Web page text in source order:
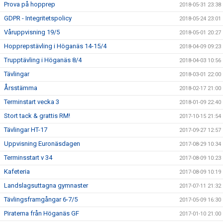
Prova på hopprep 2018-05-31 23:38
GDPR - Integritetspolicy 2018-05-24 23:01
Våruppvisning 19/5 2018-05-01 20:27
Hopprepstävling i Höganäs 14-15/4 2018-04-09 09:23
Trupptävling i Höganäs 8/4 2018-04-03 10:56
Tävlingar 2018-03-01 22:00
Årsstämma 2018-02-17 21:00
Terminstart vecka 3 2018-01-09 22:40
Stort tack & grattis RM! 2017-10-15 21:54
Tävlingar HT-17 2017-09-27 12:57
Uppvisning Euronäsdagen 2017-08-29 10:34
Terminsstart v 34 2017-08-09 10:23
Kafeteria 2017-08-09 10:19
Landslagsuttagna gymnaster 2017-07-11 21:32
Tävlingsframgångar 6-7/5 2017-05-09 16:30
Piraterna från Höganäs GF 2017-01-10 21:00